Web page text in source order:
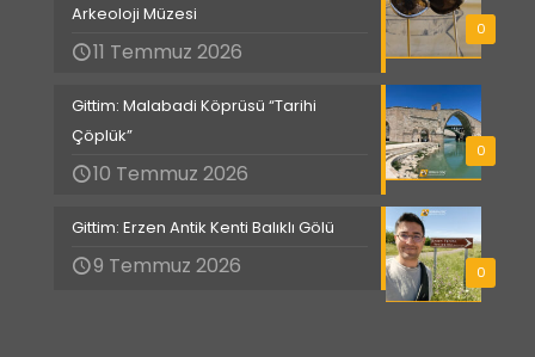
0
Arkeoloji Müzesi
11 Temmuz 2026
0
Gittim: Malabadi Köprüsü “Tarihi
Çöplük”
10 Temmuz 2026
0
Gittim: Erzen Antik Kenti Balıklı Gölü
9 Temmuz 2026